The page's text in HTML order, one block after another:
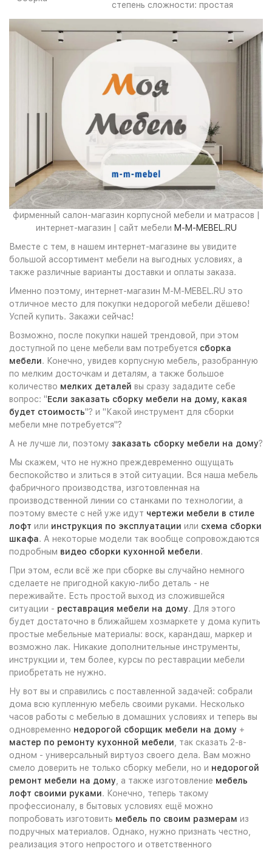
степень сложности: простая
фирменный салон-магазин корпусной мебели и матрасов |
интернет-магазин | сайт мебели M-M-MEBEL.RU
Вместе с тем, в нашем интернет-магазине вы увидите
большой ассортимент мебели на выгодных условиях, а
также различные варианты доставки и оплаты заказа.
Именно поэтому, интернет-магазин M-M-MEBEL.RU это
отличное место для покупки недорогой мебели дёшево!
Успей купить. Закажи сейчас!
Возможно, после покупки нашей трендовой, при этом
доступной по цене мебели вам потребуется сборка
мебели. Конечно, увидев корпусную мебель, разобранную
по мелким досточкам и деталям, а также большое
количество мелких деталей вы сразу зададите себе
вопрос: "Если заказать сборку мебели на дому, какая
будет стоимость"? и "Какой инструмент для сборки
мебели мне потребуется"?
А не лучше ли, поэтому заказать сборку мебели на дому?
Мы скажем, что не нужно преждевременно ощущать
беспокойство и злиться в этой ситуации. Вся наша мебель
фабричного производства, изготовленная на
производственной линии со станками по технологии, а
поэтому вместе с ней уже идут чертежи мебели в стиле
лофт или инструкция по эксплуатации или схема сборки
шкафа. А некоторые модели так вообще сопровождаются
подробным видео сборки кухонной мебели.
При этом, если всё же при сборке вы случайно немного
сделаете не пригодной какую-либо деталь - не
переживайте. Есть простой выход из сложившейся
ситуации - реставрация мебели на дому. Для этого
будет достаточно в ближайшем хозмаркете у дома купить
простые мебельные материалы: воск, карандаш, маркер и
возможно лак. Никакие дополнительные инструменты,
инструкции и, тем более, курсы по реставрации мебели
приобретать не нужно.
Ну вот вы и справились с поставленной задачей: собрали
дома всю купленную мебель своими руками. Несколько
часов работы с мебелью в домашних условиях и теперь вы
одновременно недорогой сборщик мебели на дому +
мастер по ремонту кухонной мебели , так сказать 2-в-
одном - универсальный виртуоз своего дела. Вам можно
смело доверить не только сборку мебели, но и недорогой
ремонт мебели на дому , а также изготовление мебель
лофт своими руками. Конечно, теперь такому
профессионалу, в бытовых условиях ещё можно
попробовать изготовить мебель по своим размерам из
подручных материалов. Однако, нужно признать честно,
реализация этого непростого и ответственного